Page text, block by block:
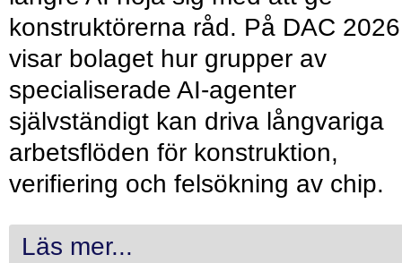
konstruktörerna råd. På DAC 2026
visar bolaget hur grupper av
specialiserade AI-agenter
självständigt kan driva långvariga
arbetsflöden för konstruktion,
verifiering och felsökning av chip.
Läs mer...